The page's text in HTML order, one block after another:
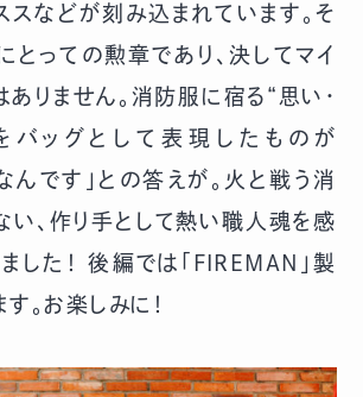
スなどが刻み込まれています。そ
とっての勲章であり、決してマイ
りません。消防服に宿る“思い・
バッグとして表現したものが
んです」との答えが。火と戦う消
い、作り手として熱い職人魂を感
した！ 後編では「FIREMAN」製
。お楽しみに！